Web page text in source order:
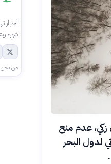
زكي، عدم منح
السينمائي لدول البحر
أخبار
شيء
من نحن